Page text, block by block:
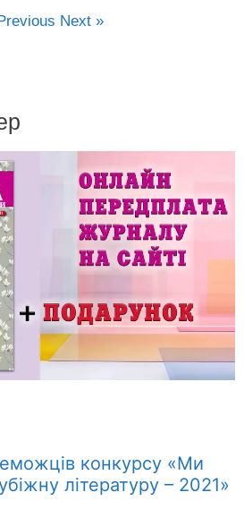
Next »
конкурсу «Ми
літературу – 2021»